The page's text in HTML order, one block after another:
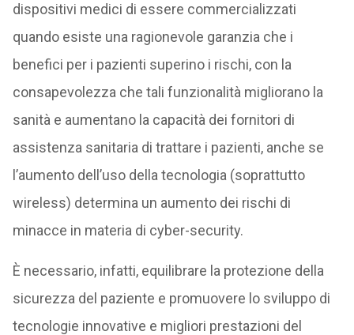
dispositivi medici di essere commercializzati
quando esiste una ragionevole garanzia che i
benefici per i pazienti superino i rischi, con la
consapevolezza che tali funzionalità migliorano la
sanità e aumentano la capacità dei fornitori di
assistenza sanitaria di trattare i pazienti, anche se
l’aumento dell’uso della tecnologia (soprattutto
wireless) determina un aumento dei rischi di
minacce in materia di cyber-security.
È necessario, infatti, equilibrare la protezione della
sicurezza del paziente e promuovere lo sviluppo di
tecnologie innovative e migliori prestazioni del